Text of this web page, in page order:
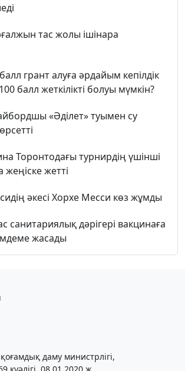
тас жолы ішінара
грант алуға әрдайым кепілдік
балл жеткілікті болуы мүмкін?
«Әділет» туымен су
Торонтодағы турнирдің үшінші
жетті
әкесі Хорхе Месси көз жұмды
санитариялық дәрігері вакцинаға
жасады
даму министрлігі,